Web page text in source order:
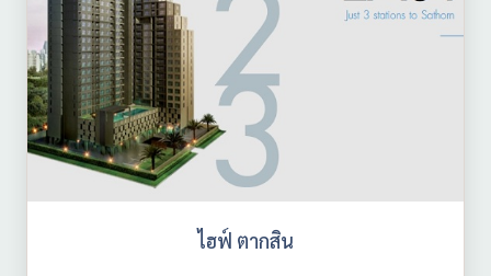
ไฮฟ์ ตากสิน